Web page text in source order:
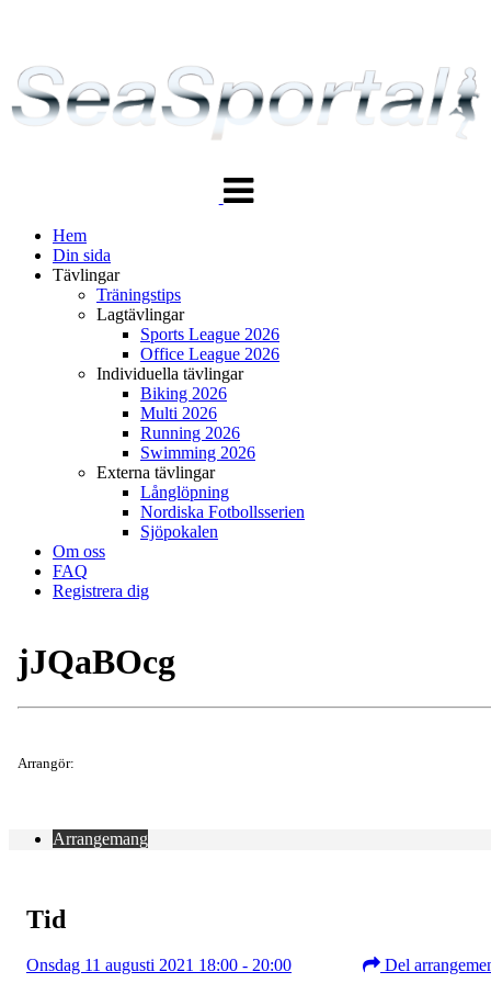
navigering
Hem
Din sida
Tävlingar
Träningstips
Lagtävlingar
Sports League 2026
Office League 2026
Individuella tävlingar
Biking 2026
Multi 2026
Running 2026
Swimming 2026
Externa tävlingar
Långlöpning
Nordiska Fotbollsserien
Sjöpokalen
Om oss
FAQ
Registrera dig
jJQaBOcg
Arrangör:
Arrangemang
Tid
Onsdag 11 augusti 2021 18:00 - 20:00 Del